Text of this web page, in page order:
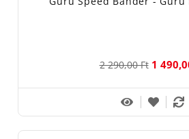
2 290,00 Ft 1